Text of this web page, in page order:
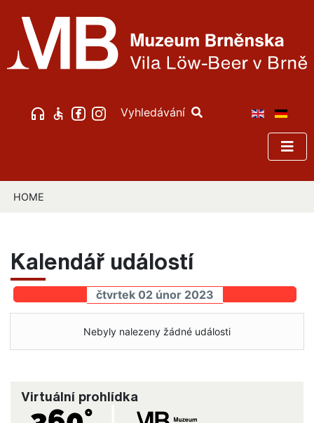
Vyhledávání
HOME
Kalendář událostí
čtvrtek 02 únor 2023
Nebyly nalezeny žádné události
Virtuální prohlídka